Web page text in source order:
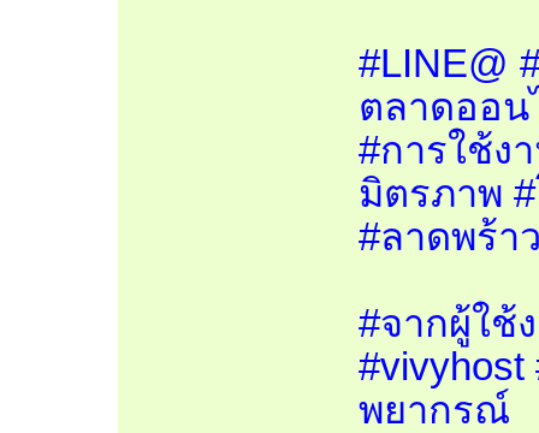
#LINE@
ตลาดออน
#การใช้ง
มิตรภาพ
#ลาดพร้า
#จากผู้ใช้
#vivyhost
พยากรณ์